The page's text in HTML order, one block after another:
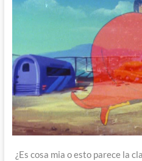
¿Es cosa mia o esto parece la